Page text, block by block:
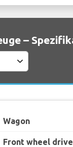
–
Wagon
Front wheel drive